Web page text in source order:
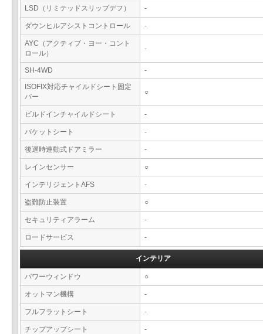
LSD（リミテッドスリップデフ） -
ダウンヒルアシストコントロール -
AYC（アクティブ・ヨー・コント
ロール）
-
SH-4WD
-
ISOFIX対応チャイルドシート固定
バー
○
ビルドインチャイルドシート -
バケットシート -
後退時連動式ドアミラー -
レインセンサー ○
インテリジェントAFS -
盗難防止装置 ○
セキュリティアラーム -
ロードサービス -
インテリア
パワーウィンドウ ○
オットマン機構 -
フルフラットシート -
チップアップシート -